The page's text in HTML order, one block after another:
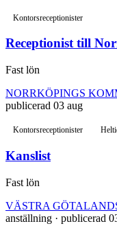
Kontorsreceptionister
Receptionist till
Fast lön
NORRKÖPINGS
publicerad 03 aug
Kontorsreceptionister
Kanslist
Fast lön
VÄSTRA
anställning · publicerad